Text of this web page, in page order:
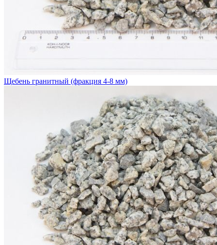
Щебень гранитный (фракция 4-8 мм)